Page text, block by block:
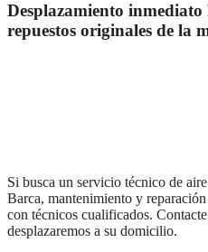
Desplazamiento
repuestos originales de la
Si busca un servicio técnico de
Barca, mantenimiento y
con técnicos cualificados.
desplazaremos a su domicilio.